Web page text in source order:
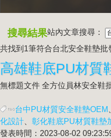
搜尋結果站內文章搜尋：
共找到1筆符合台北安全鞋墊批
無標題文件 全方位員林安全鞋
台中PU材質安全鞋墊OEM
化設計
彰化鞋底PU材質鞋墊
發表時間：2023-08-02